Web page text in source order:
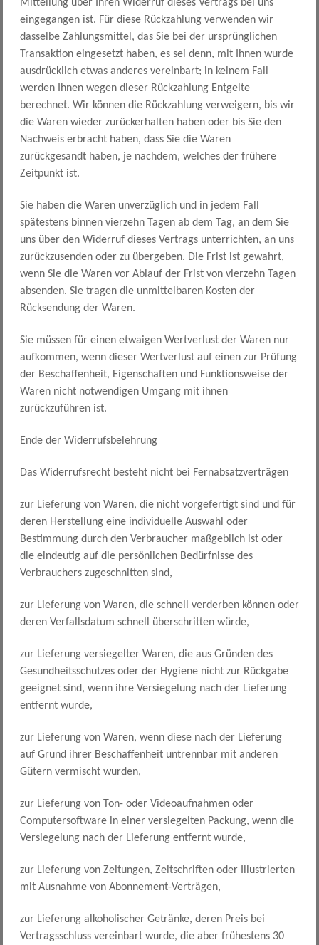
Mitteilung über Ihren Widerruf dieses Vertrags bei uns
eingegangen ist. Für diese Rückzahlung verwenden wir
dasselbe Zahlungsmittel, das Sie bei der ursprünglichen
Transaktion eingesetzt haben, es sei denn, mit Ihnen wurde
ausdrücklich etwas anderes vereinbart; in keinem Fall
werden Ihnen wegen dieser Rückzahlung Entgelte
berechnet. Wir können die Rückzahlung verweigern, bis wir
die Waren wieder zurückerhalten haben oder bis Sie den
Nachweis erbracht haben, dass Sie die Waren
zurückgesandt haben, je nachdem, welches der frühere
Zeitpunkt ist.
Sie haben die Waren unverzüglich und in jedem Fall
spätestens binnen vierzehn Tagen ab dem Tag, an dem Sie
uns über den Widerruf dieses Vertrags unterrichten, an uns
zurückzusenden oder zu übergeben. Die Frist ist gewahrt,
wenn Sie die Waren vor Ablauf der Frist von vierzehn Tagen
absenden. Sie tragen die unmittelbaren Kosten der
Rücksendung der Waren.
Sie müssen für einen etwaigen Wertverlust der Waren nur
aufkommen, wenn dieser Wertverlust auf einen zur Prüfung
der Beschaffenheit, Eigenschaften und Funktionsweise der
Waren nicht notwendigen Umgang mit ihnen
zurückzuführen ist.
Ende der Widerrufsbelehrung
Das Widerrufsrecht besteht nicht bei Fernabsatzverträgen
zur Lieferung von Waren, die nicht vorgefertigt sind und für
deren Herstellung eine individuelle Auswahl oder
Bestimmung durch den Verbraucher maßgeblich ist oder
die eindeutig auf die persönlichen Bedürfnisse des
Verbrauchers zugeschnitten sind,
zur Lieferung von Waren, die schnell verderben können oder
deren Verfallsdatum schnell überschritten würde,
zur Lieferung versiegelter Waren, die aus Gründen des
Gesundheitsschutzes oder der Hygiene nicht zur Rückgabe
geeignet sind, wenn ihre Versiegelung nach der Lieferung
entfernt wurde,
zur Lieferung von Waren, wenn diese nach der Lieferung
auf Grund ihrer Beschaffenheit untrennbar mit anderen
Gütern vermischt wurden,
zur Lieferung von Ton- oder Videoaufnahmen oder
Computersoftware in einer versiegelten Packung, wenn die
Versiegelung nach der Lieferung entfernt wurde,
zur Lieferung von Zeitungen, Zeitschriften oder Illustrierten
mit Ausnahme von Abonnement-Verträgen,
zur Lieferung alkoholischer Getränke, deren Preis bei
Vertragsschluss vereinbart wurde, die aber frühestens 30